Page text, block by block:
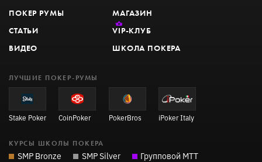
ПОКЕР РУМЫ
СТАТЬИ
ВИДЕО
МАГАЗИН
VIP-КЛУБ
ШКОЛА ПОКЕРА
ЛУЧШИЕ ПОКЕР-РУМЫ
Stake Poker CoinPoker PokerBros iPoker Italy
КУРСЫ ШКОЛЫ ПОКЕРА
SMP Bronze SMP Silver Групповой MTT